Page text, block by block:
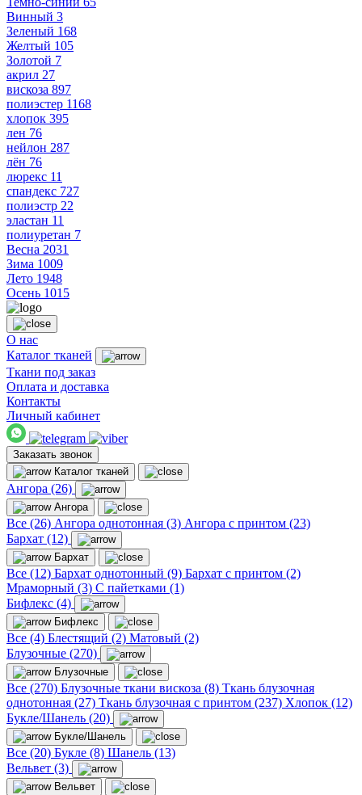
Винный 3
Зеленый 168
Желтый 105
Золотой 7
акрил 27
вискоза 897
полиэстер 1168
хлопок 395
лен 76
нейлон 287
лён 76
люрекс 11
спандекс 727
полиэстр 22
эластан 11
полиуретан 7
Весна 2031
Зима 1009
Лето 1948
Осень 1015
О нас
Каталог тканей
Ткани под заказ
Оплата и доставка
Контакты
Личный кабинет
Заказать звонок
Каталог тканей
Ангора (26)
Ангора
Все (26) Ангора однотонная (3) Ангора с принтом (23)
Бархат (12)
Бархат
Все (12) Бархат однотонный (9) Бархат с принтом (2)
Мраморный (3) С пайетками (1)
Бифлекс (4)
Бифлекс
Все (4) Блестящий (2) Матовый (2)
Блузочные (270)
Блузочные
Все (270) Блузочные ткани вискоза (8) Ткань блузочная
однотонная (27) Ткань блузочная с принтом (237) Хлопок (12)
Букле/Шанель (20)
Букле/Шанель
Все (20) Букле (8) Шанель (13)
Вельвет (3)
Вельвет